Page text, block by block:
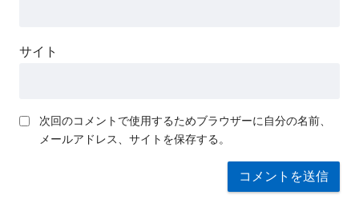
サイト
次回のコメントで使用するためブラウザーに自分の名前、
メールアドレス、サイトを保存する。